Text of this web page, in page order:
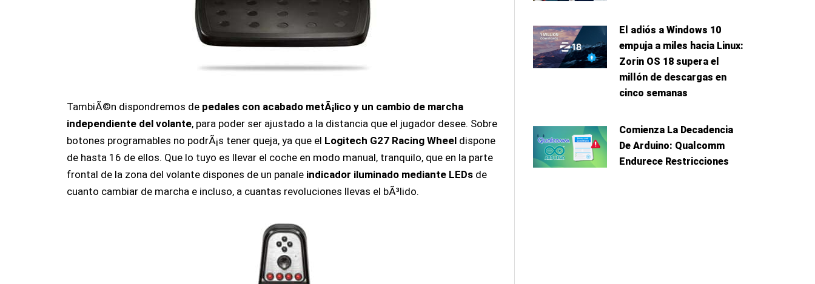
TambiÃ©n dispondremos de pedales con acabado metÃ¡lico y un cambio de marcha
independiente del volante, para poder ser ajustado a la distancia que el jugador desee. Sobre
botones programables no podrÃ¡s tener queja, ya que el Logitech G27 Racing Wheeldispone
de hasta 16 de ellos. Que lo tuyo es llevar el coche en modo manual, tranquilo, que en la parte
frontal de la zona del volante dispones de un panale indicador iluminado mediante LEDsde
cuanto cambiar de marcha e incluso, a cuantas revoluciones llevas el bÃ³lido.
El adiós a Windows 10
empuja a miles hacia Linux:
Zorin OS 18 supera el
millón de descargas en
cinco semanas
Comienza La Decadencia
De Arduino: Qualcomm
Endurece Restricciones